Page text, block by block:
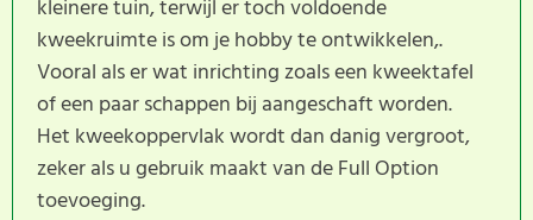
kleinere tuin, terwijl er toch voldoende
kweekruimte is om je hobby te ontwikkelen,.
Vooral als er wat inrichting zoals een kweektafel
of een paar schappen bij aangeschaft worden.
Het kweekoppervlak wordt dan danig vergroot,
zeker als u gebruik maakt van de Full Option
toevoeging.